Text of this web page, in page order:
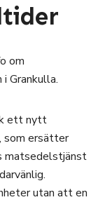
om
Grankulla.
ett nytt
som ersätter
matsedelstjänst
utan att en